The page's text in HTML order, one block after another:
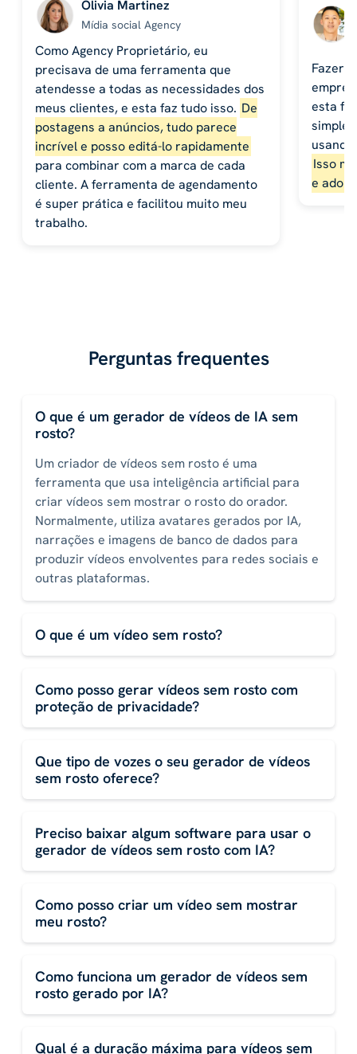
Olivia Martinez
Mídia social Agency
Como Agency Proprietário, eu
precisava de uma ferramenta que
atendesse a todas as necessidades dos
meus clientes, e esta faz tudo isso. De
postagens a anúncios, tudo parece
incrível e posso editá-lo rapidamente
para combinar com a marca de cada
cliente. A ferramenta de agendamento
é super prática e facilitou muito meu
trabalho.
Fazer
esta
Isso
e
Perguntas frequentes
O que é um gerador de vídeos de IA sem
rosto?
Um criador de vídeos sem rosto é uma
ferramenta que usa inteligência artificial para
criar vídeos sem mostrar o rosto do orador.
Normalmente, utiliza avatares gerados por IA,
narrações e imagens de banco de dados para
produzir vídeos envolventes para redes sociais e
outras plataformas.
O que é um vídeo sem rosto?
Como posso gerar vídeos sem rosto com
proteção de privacidade?
Que tipo de vozes o seu gerador de vídeos
sem rosto oferece?
Preciso baixar algum software para usar o
gerador de vídeos sem rosto com IA?
Como posso criar um vídeo sem mostrar
meu rosto?
Como funciona um gerador de vídeos sem
rosto gerado por IA?
Qual é a duração máxima para vídeos sem